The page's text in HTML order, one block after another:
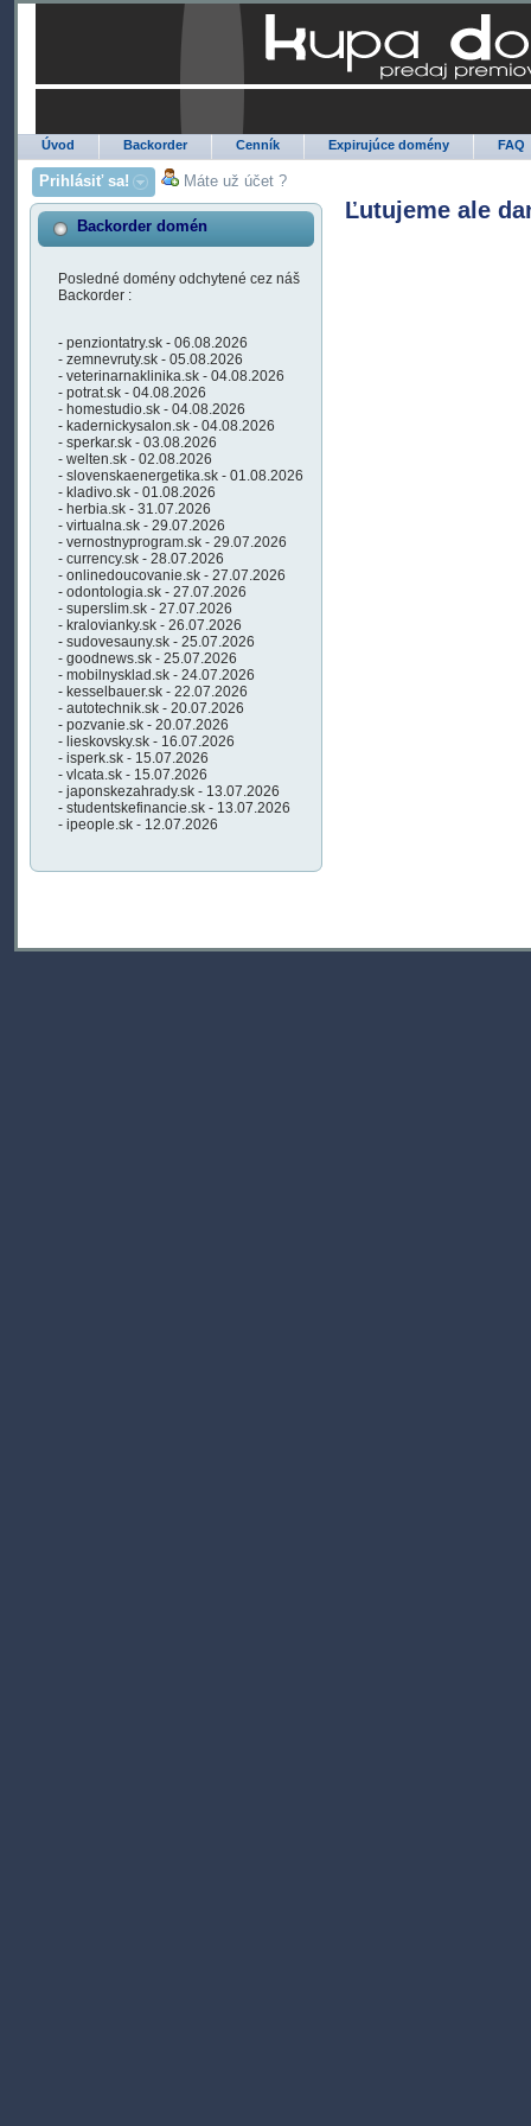
Úvod Backorder Cenník Expirujúce domény FAQ
Prihlásiť sa! Máte už účet ?
Backorder domén
Posledné domény odchytené cez náš
Backorder :
- penziontatry.sk - 06.08.2026
- zemnevruty.sk - 05.08.2026
- veterinarnaklinika.sk - 04.08.2026
- potrat.sk - 04.08.2026
- homestudio.sk - 04.08.2026
- kadernickysalon.sk - 04.08.2026
- sperkar.sk - 03.08.2026
- welten.sk - 02.08.2026
- slovenskaenergetika.sk - 01.08.2026
- kladivo.sk - 01.08.2026
- herbia.sk - 31.07.2026
- virtualna.sk - 29.07.2026
- vernostnyprogram.sk - 29.07.2026
- currency.sk - 28.07.2026
- onlinedoucovanie.sk - 27.07.2026
- odontologia.sk - 27.07.2026
- superslim.sk - 27.07.2026
- kralovianky.sk - 26.07.2026
- sudovesauny.sk - 25.07.2026
- goodnews.sk - 25.07.2026
- mobilnysklad.sk - 24.07.2026
- kesselbauer.sk - 22.07.2026
- autotechnik.sk - 20.07.2026
- pozvanie.sk - 20.07.2026
- lieskovsky.sk - 16.07.2026
- isperk.sk - 15.07.2026
- vlcata.sk - 15.07.2026
- japonskezahrady.sk - 13.07.2026
- studentskefinancie.sk - 13.07.2026
- ipeople.sk - 12.07.2026
Ľutujeme ale